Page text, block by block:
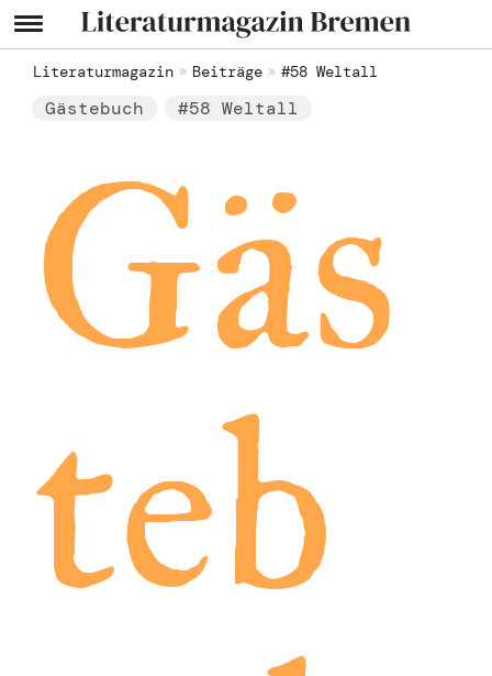
Literaturmagazin Beiträge #58 Weltall
Gästebuch #58 Weltall
Gäs
teb